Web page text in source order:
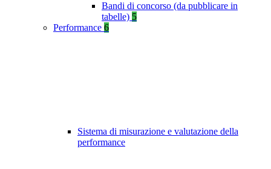
Bandi di concorso (da pubblicare in
tabelle) 5
Performance 6
Sistema di misurazione e valutazione della
performance